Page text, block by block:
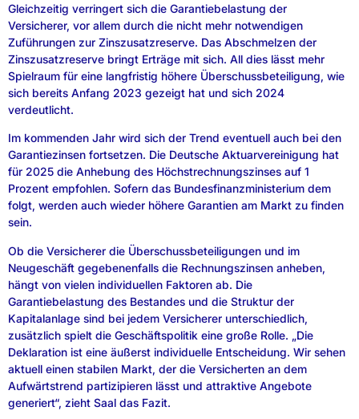
Gleichzeitig verringert sich die Garantiebelastung der
Versicherer, vor allem durch die nicht mehr notwendigen
Zuführungen zur Zinszusatzreserve. Das Abschmelzen der
Zinszusatzreserve bringt Erträge mit sich. All dies lässt mehr
Spielraum für eine langfristig höhere Überschussbeteiligung, wie
sich bereits Anfang 2023 gezeigt hat und sich 2024
verdeutlicht.
Im kommenden Jahr wird sich der Trend eventuell auch bei den
Garantiezinsen fortsetzen. Die Deutsche Aktuarvereinigung hat
für 2025 die Anhebung des Höchstrechnungszinses auf 1
Prozent empfohlen. Sofern das Bundesfinanzministerium dem
folgt, werden auch wieder höhere Garantien am Markt zu finden
sein.
Ob die Versicherer die Überschussbeteiligungen und im
Neugeschäft gegebenenfalls die Rechnungszinsen anheben,
hängt von vielen individuellen Faktoren ab. Die
Garantiebelastung des Bestandes und die Struktur der
Kapitalanlage sind bei jedem Versicherer unterschiedlich,
zusätzlich spielt die Geschäftspolitik eine große Rolle. „Die
Deklaration ist eine äußerst individuelle Entscheidung. Wir sehen
aktuell einen stabilen Markt, der die Versicherten an dem
Aufwärtstrend partizipieren lässt und attraktive Angebote
generiert“, zieht Saal das Fazit.